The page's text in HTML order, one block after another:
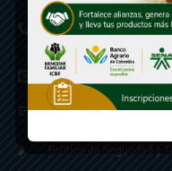
Linea de Servicio a la
Linea Anticorrupción:
correspondencia:
Enlaces